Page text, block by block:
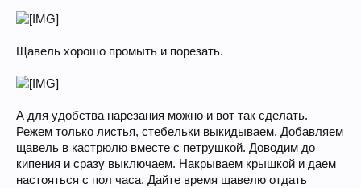
Щавель хорошо промыть и порезать.
А для удобства нарезания можно и вот так сделать.
Режем только листья, стебельки выкидываем. Добавляем
щавель в кастрюлю вместе с петрушкой. Доводим до
кипения и сразу выключаем. Накрываем крышкой и даем
настояться с пол часа. Дайте время щавелю отдать